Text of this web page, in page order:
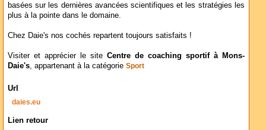
basées sur les dernières avancées scientifiques et les stratégies les
plus à la pointe dans le domaine.
Chez Daie's nos cochés repartent toujours satisfaits !
Visiter et apprécier le site Centre de coaching sportif à Mons-
Daie's, appartenant à la catégorie Sport
Url
daies.eu
Lien retour